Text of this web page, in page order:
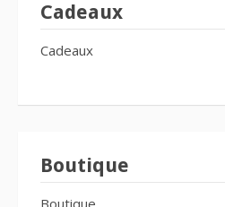
Cadeaux
Cadeaux
Boutique
Boutique